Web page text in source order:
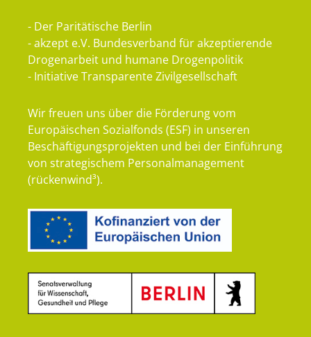
- Der Paritätische Berlin
- akzept e.V. Bundesverband für akzeptierende
Drogenarbeit und humane Drogenpolitik
- Initiative Transparente Zivilgesellschaft
Wir freuen uns über die Förderung vom
Europäischen Sozialfonds (ESF) in unseren
Beschäftigungsprojekten und bei der Einführung
von strategischem Personalmanagement
(rückenwind³).